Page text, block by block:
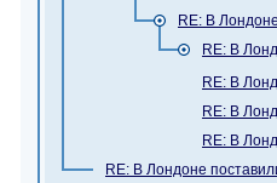
RE: В
RE: В
RE: В
RE: В
RE: В
RE: В Лондоне